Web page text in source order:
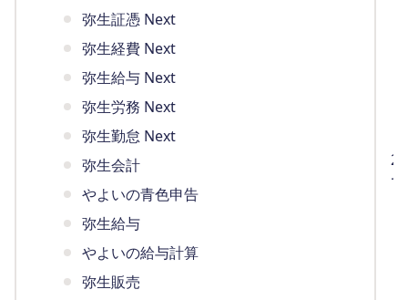
弥生証憑 Next
弥生経費 Next
弥生給与 Next
弥生労務 Next
弥生勤怠 Next
弥生会計
やよいの青色申告
弥生給与
やよいの給与計算
弥生販売
で